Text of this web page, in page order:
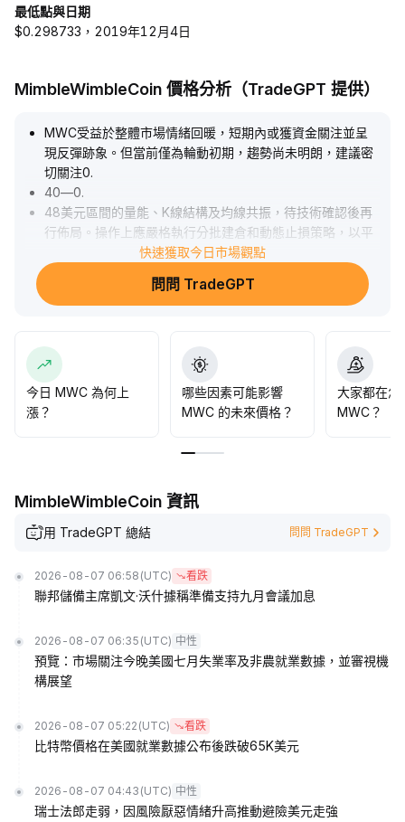
最低點與日期
$0.298733，2019年12月4日
MimbleWimbleCoin 價格分析（TradeGPT 提供）
MWC受益於整體市場情緒回暖，短期內或獲資金關注並呈
現反彈跡象。但當前僅為輪動初期，趨勢尚未明朗，建議密
切關注0.
40—0.
48美元區間的量能、K線結構及均線共振，待技術確認後再
行佈局。操作上應嚴格執行分批建倉和動態止損策略，以平
衡收益與回撤風險，安全邊際未提升前避免重倉追高。
快速獲取今日市場觀點
問問 TradeGPT
今日 MWC 為何上
漲？
哪些因素可能影響
MWC 的未來價格？
大家都在怎
MWC？
MimbleWimbleCoin 資訊
用 TradeGPT 總結 問問 TradeGPT
2026-08-07 06:58 (UTC) 看跌
聯邦儲備主席凱文·沃什據稱準備支持九月會議加息
2026-08-07 06:35 (UTC) 中性
預覽：市場關注今晚美國七月失業率及非農就業數據，並審視機
構展望
2026-08-07 05:22 (UTC) 看跌
比特幣價格在美國就業數據公布後跌破65K美元
2026-08-07 04:43 (UTC) 中性
瑞士法郎走弱，因風險厭惡情緒升高推動避險美元走強